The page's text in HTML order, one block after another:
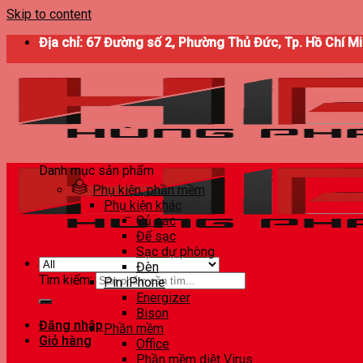
Skip to content
Địa chỉ: 67 Đường số 2, Phường Thủ Đức, Tp. Hồ Chí
Tìm kiếm:
Đăng nhập
Giỏ hàng
Danh mục sản phẩm
Phụ kiện, phần mềm
Phụ kiện khác
Củ sạc
Đế sạc
Sạc dự phòng
Đèn
Pin iPhone
Energizer
Bison
Phần mềm
Office
Phần mềm diệt Virus